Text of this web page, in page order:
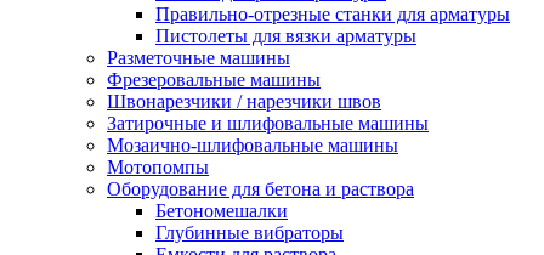
Правильно-отрезные станки для арматуры
Пистолеты для вязки арматуры
Разметочные машины
Фрезеровальные машины
Швонарезчики / нарезчики швов
Затирочные и шлифовальные машины
Мозаично-шлифовальные машины
Мотопомпы
Оборудование для бетона и раствора
Бетономешалки
Глубинные вибраторы